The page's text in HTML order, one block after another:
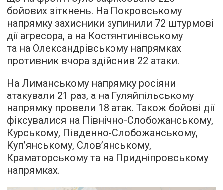
бойових зіткнень. На Покровському
напрямку захисники зупинили 72 штурмові
дії агресора, а на Костянтинівському
та на Олександрівському напрямках
противник вчора здійснив 22 атаки.
На Лиманському напрямку росіяни
атакували 21 раз, а на Гуляйпільському
напрямку провели 18 атак. Також бойові дії
фіксувалися на Північно-Слобожанському,
Курському, Південно-Слобожанському,
Куп’янському, Слов’янському,
Краматорському та на Придніпровському
напрямках.